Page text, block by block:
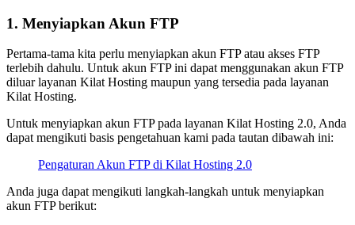
1. Menyiapkan Akun FTP
Pertama-tama kita perlu menyiapkan akun FTP atau akses FTP
terlebih dahulu. Untuk akun FTP ini dapat menggunakan akun FTP
diluar layanan Kilat Hosting maupun yang tersedia pada layanan
Kilat Hosting.
Untuk menyiapkan akun FTP pada layanan Kilat Hosting 2.0, Anda
dapat mengikuti basis pengetahuan kami pada tautan dibawah ini:
Pengaturan Akun FTP di Kilat Hosting 2.0
Anda juga dapat mengikuti langkah-langkah untuk menyiapkan
akun FTP berikut: